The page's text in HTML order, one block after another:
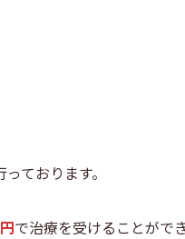
ております。
で治療を受けることがで